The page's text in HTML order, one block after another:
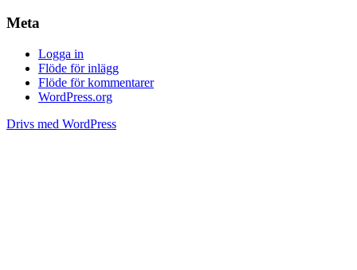
Meta
Logga in
Flöde för inlägg
Flöde för kommentarer
WordPress.org
Drivs med WordPress